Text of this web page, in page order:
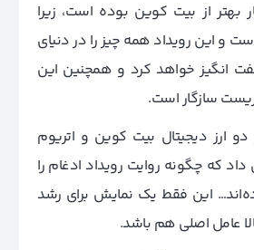
بهتر از بیت کوین بوده است، زیرا
و این رویداد همه چیز را در دنیای
انگیز خواهد کرد و همچنین این
زیست سازگار است.
ارز دیجیتال بیت کوین و اتریوم
که چگونه روایت رویداد ادغام را
این فقط یک نمایش برای رشد
عامل اصلی هم باشد.